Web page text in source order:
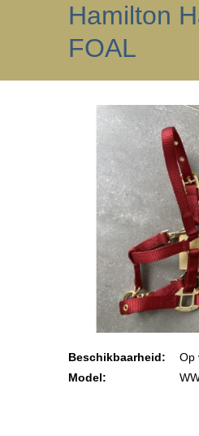
Hamilton
FOAL
Beschikbaarheid:
Op
Model: